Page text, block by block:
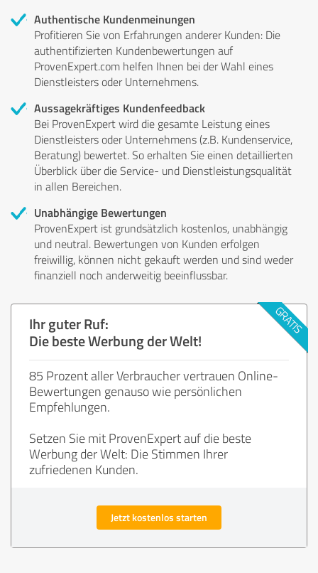
Authentische Kundenmeinungen
Profitieren Sie von Erfahrungen anderer Kunden: Die
authentifizierten Kundenbewertungen auf
ProvenExpert.com helfen Ihnen bei der Wahl eines
Dienstleisters oder Unternehmens.
Aussagekräftiges Kundenfeedback
Bei ProvenExpert wird die gesamte Leistung eines
Dienstleisters oder Unternehmens (z.B. Kundenservice,
Beratung) bewertet. So erhalten Sie einen detaillierten
Überblick über die Service- und Dienstleistungsqualität
in allen Bereichen.
Unabhängige Bewertungen
ProvenExpert ist grundsätzlich kostenlos, unabhängig
und neutral. Bewertungen von Kunden erfolgen
freiwillig, können nicht gekauft werden und sind weder
finanziell noch anderweitig beeinflussbar.
Ihr guter Ruf:
Die beste Werbung der Welt!
85 Prozent aller Verbraucher vertrauen Online-
Bewertungen genauso wie persönlichen
Empfehlungen.
Setzen Sie mit ProvenExpert auf die beste
Werbung der Welt: Die Stimmen Ihrer
zufriedenen Kunden.
Jetzt kostenlos starten